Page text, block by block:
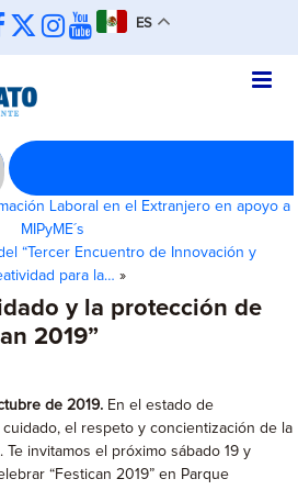
ES
Laboral en el Extranjero en apoyo a
MIPyME´s
“Tercer Encuentro de Innovación y
para la… »
y la protección de
2019”
de 2019. En el estado de
el respeto y concientización de la
Te invitamos el próximo sábado 19 y
“Festican 2019” en Parque